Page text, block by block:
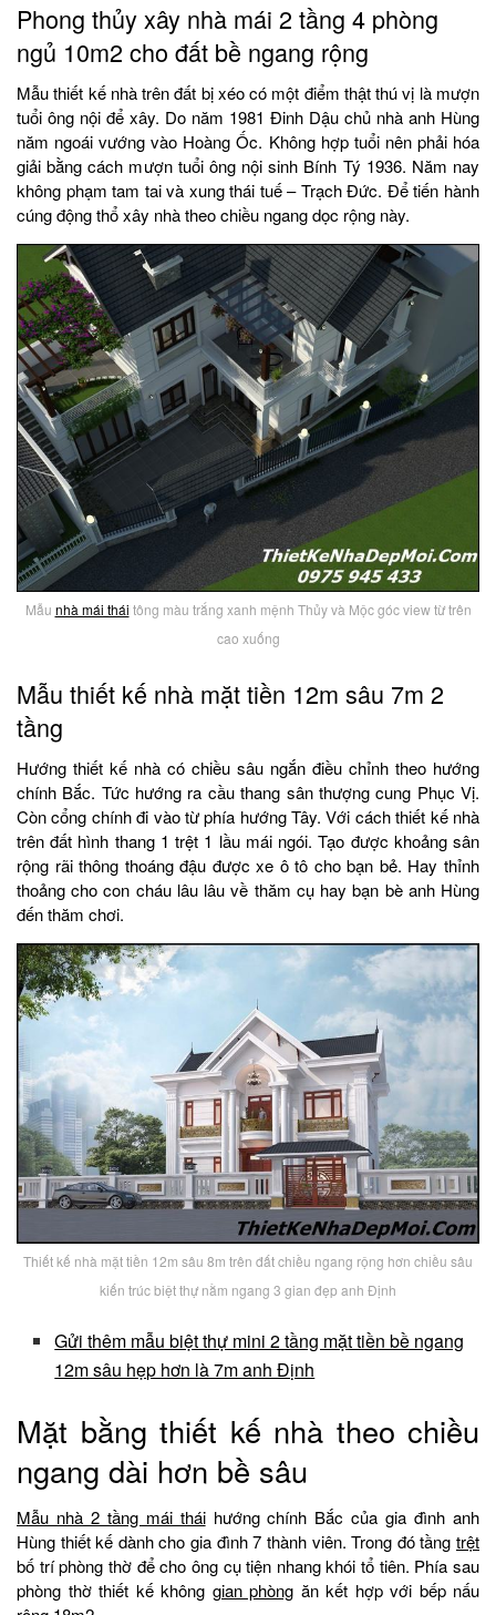
Phong thủy xây nhà mái 2 tầng 4 phòng
ngủ 10m2 cho đất bề ngang rộng
Mẫu thiết kế nhà trên đất bị xéo có một điểm thật thú vị là mượn
tuổi ông nội để xây. Do năm 1981 Đinh Dậu chủ nhà anh Hùng
năm ngoái vướng vào Hoàng Ốc. Không hợp tuổi nên phải hóa
giải bằng cách mượn tuổi ông nội sinh Bính Tý 1936. Năm nay
không phạm tam tai và xung thái tuế – Trạch Đức. Để tiến hành
cúng động thổ xây nhà theo chiều ngang dọc rộng này.
Mẫu nhà mái thái tông màu trắng xanh mệnh Thủy và Mộc góc view từ trên
cao xuống
Mẫu thiết kế nhà mặt tiền 12m sâu 7m 2
tầng
Hướng thiết kế nhà có chiều sâu ngắn điều chỉnh theo hướng
chính Bắc. Tức hướng ra cầu thang sân thượng cung Phục Vị.
Còn cổng chính đi vào từ phía hướng Tây. Với cách thiết kế nhà
trên đất hình thang 1 trệt 1 lầu mái ngói. Tạo được khoảng sân
rộng rãi thông thoáng đậu được xe ô tô cho bạn bẻ. Hay thỉnh
thoảng cho con cháu lâu lâu về thăm cụ hay bạn bè anh Hùng
đến thăm chơi.
Thiết kế nhà mặt tiền 12m sâu 8m trên đất chiều ngang rộng hơn chiều sâu
kiến trúc biệt thự nằm ngang 3 gian đẹp anh Định
Gửi thêm mẫu biệt thự mini 2 tầng mặt tiền bề ngang
12m sâu hẹp hơn là 7m anh Định
Mặt bằng thiết kế nhà theo chiều
ngang dài hơn bề sâu
Mẫu nhà 2 tầng mái tháihướng chính Bắc của gia đình anh
Hùng thiết kế dành cho gia đình 7 thành viên. Trong đó tầng trệt
bố trí phòng thờ để cho ông cụ tiện nhang khói tổ tiên. Phía sau
phòng thờ thiết kế không gian phòng ăn kết hợp với bếp nấu